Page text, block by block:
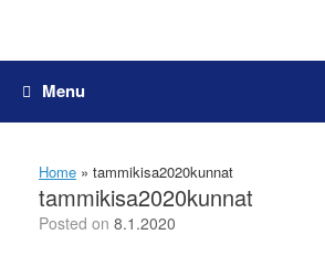
Menu
Home » tammikisa2020kunnat
tammikisa2020kunnat
Posted on 8.1.2020